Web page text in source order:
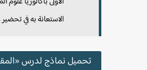
الاستعانة به في
تحميل نماذج لدرس